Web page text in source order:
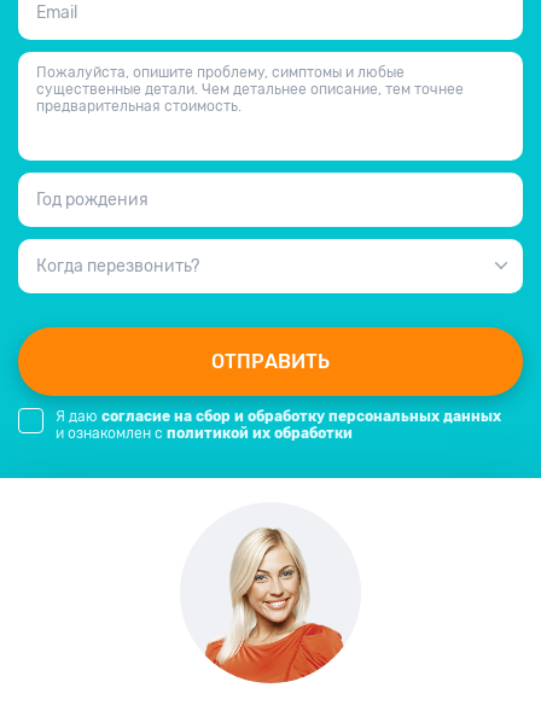
Email
Пожалуйста, опишите проблему, симптомы и любые
существенные детали. Чем детальнее описание, тем точнее
предварительная стоимость.
Год рождения
Когда перезвонить?
ОТПРАВИТЬ
Я даю согласие на сбор и обработку персональных данных
и ознакомлен с политикой их обработки